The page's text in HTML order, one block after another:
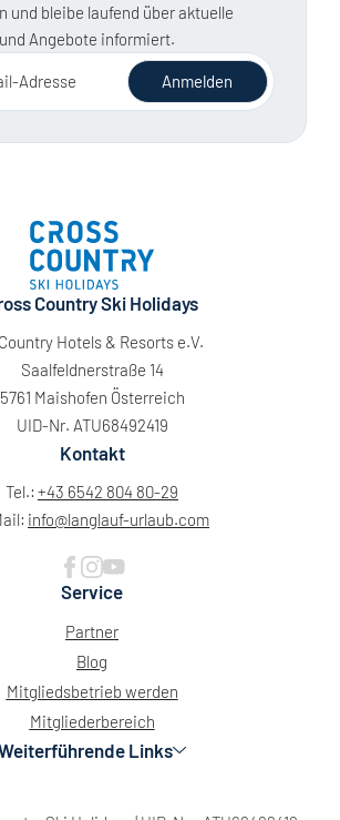
und bleibe laufend über aktuelle
Angebote informiert.
Adresse Anmelden
Country Ski Holidays
Hotels & Resorts e.V.
Saalfeldnerstraße 14
5761 Maishofen Österreich
UID-Nr. ATU68492419
Kontakt
Tel.: +43 6542 804 80-29
info@langlauf-urlaub.com
Service
Partner
Blog
Mitgliedsbetrieb werden
Mitgliederbereich
Links